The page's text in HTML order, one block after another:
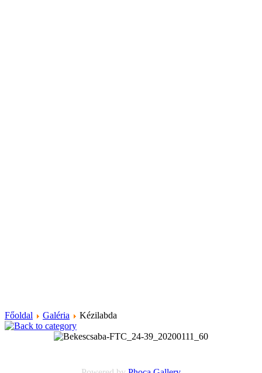
Főoldal Galéria Kézilabda